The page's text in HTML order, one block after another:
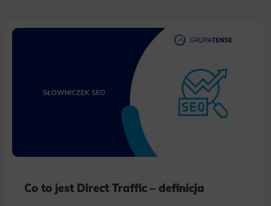
Co to jest Direct Traffic – definicja